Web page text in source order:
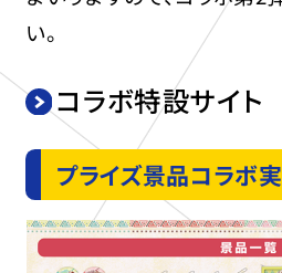
い。
コラボ特設サイト
プライズ景品コラボ